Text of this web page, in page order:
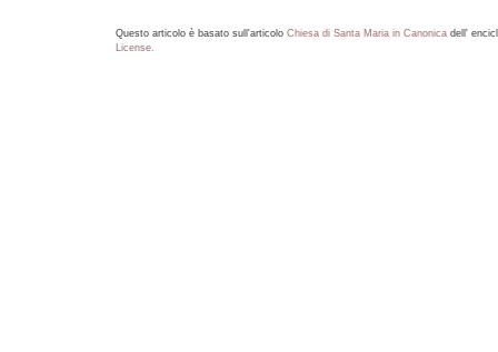
Questo articolo è basato sull'articolo Chiesa di Santa Maria in Canonica dell'
License.